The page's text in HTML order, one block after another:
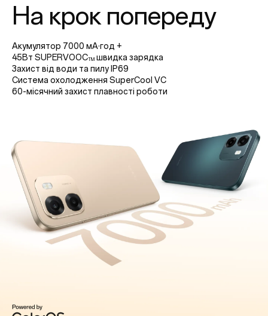
На крок попереду
Акумулятор 7000 мА·год +
45Вт SUPERVOOCTMшвидка зарядка
Захист від води та пилу IP69
Система охолодження SuperCool VC
60-місячний захист плавності роботи